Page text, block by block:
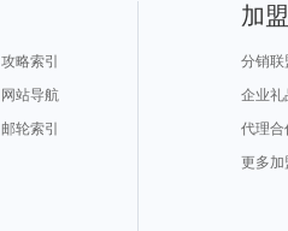
攻略索引
网站导航
邮轮索引
加
分销联
企业礼
代理合
更多加